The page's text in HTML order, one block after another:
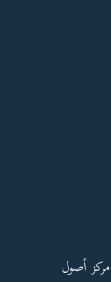
أصول